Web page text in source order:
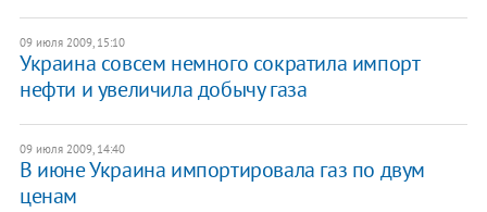
09 июля 2009, 15:10
Украина совсем немного сократила импорт
нефти и увеличила добычу газа
09 июля 2009, 14:40
В июне Украина импортировала газ по двум
ценам